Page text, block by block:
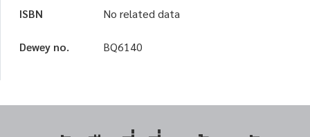
ISBN No related data
Dewey no. BQ6140